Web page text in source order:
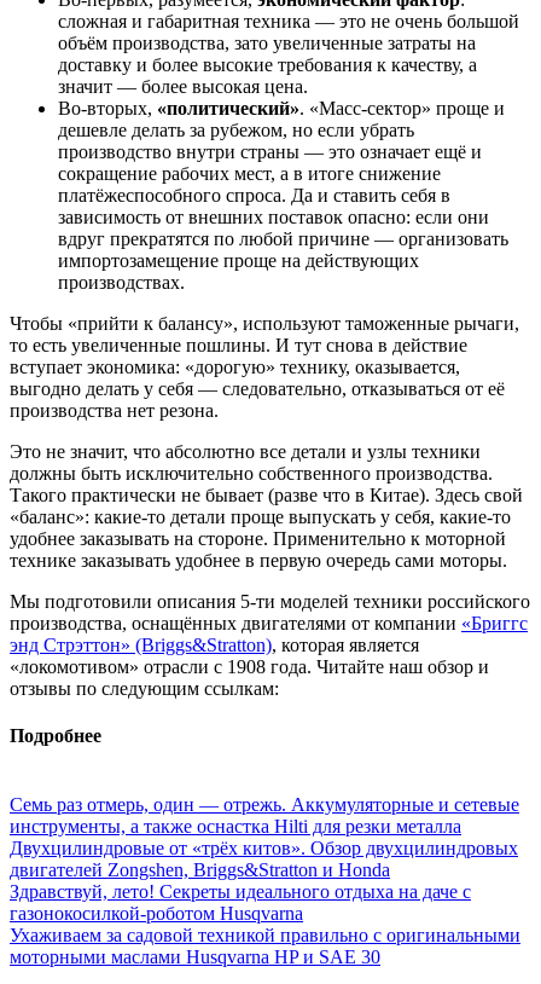
сложная и габаритная техника — это не очень большой
объём производства, зато увеличенные затраты на
доставку и более высокие требования к качеству, а
значит — более высокая цена.
Во-вторых, «политический». «Масс-сектор» проще и
дешевле делать за рубежом, но если убрать
производство внутри страны — это означает ещё и
сокращение рабочих мест, а в итоге снижение
платёжеспособного спроса. Да и ставить себя в
зависимость от внешних поставок опасно: если они
вдруг прекратятся по любой причине — организовать
импортозамещение проще на действующих
производствах.
Чтобы «прийти к балансу», используют таможенные рычаги,
то есть увеличенные пошлины. И тут снова в действие
вступает экономика: «дорогую» технику, оказывается,
выгодно делать у себя — следовательно, отказываться от её
производства нет резона.
Это не значит, что абсолютно все детали и узлы техники
должны быть исключительно собственного производства.
Такого практически не бывает (разве что в Китае). Здесь свой
«баланс»: какие-то детали проще выпускать у себя, какие-то
удобнее заказывать на стороне. Применительно к моторной
технике заказывать удобнее в первую очередь сами моторы.
Мы подготовили описания 5-ти моделей техники российского
производства, оснащённых двигателями от компании «Бриггс
энд Стрэттон» (Briggs&Stratton), которая является
«локомотивом» отрасли с 1908 года. Читайте наш обзор и
отзывы по следующим ссылкам:
Подробнее
Семь раз отмерь, один — отрежь. Аккумуляторные и сетевые
инструменты, а также оснастка Hilti для резки металла
Двухцилиндровые от «трёх китов». Обзор двухцилиндровых
двигателей Zongshen, Briggs&Stratton и Honda
Здравствуй, лето! Секреты идеального отдыха на даче с
газонокосилкой-роботом Husqvarna
Ухаживаем за садовой техникой правильно с оригинальными
моторными маслами Husqvarna HP и SAE 30